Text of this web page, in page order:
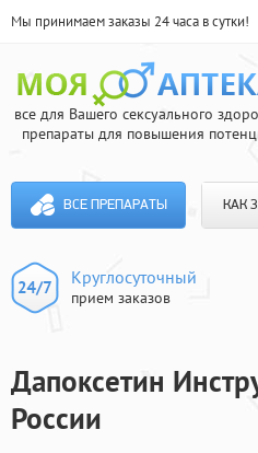
Мы принимаем заказы 24 часа в сутки!
все для Вашего сексуального
препараты для повышения
ВСЕ ПРЕПАРАТЫ КАК
Круглосуточный
прием заказов
Дапоксетин
России